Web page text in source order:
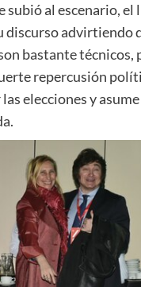
subió al escenario,
discurso advirtiendo
bastante técnicos,
repercusión
elecciones y